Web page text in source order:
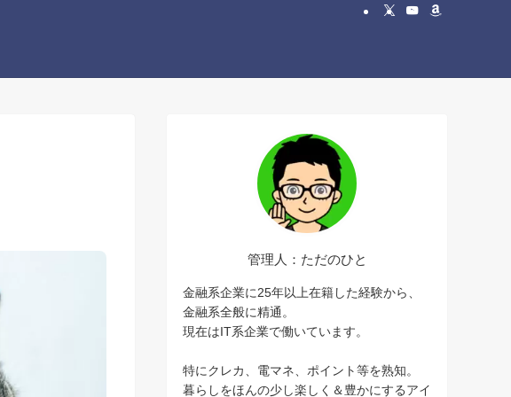
管理人：ただのひと
金融系企業に25年以上在籍した経験から、
金融系全般に精通。
現在はIT系企業で働いています。
特にクレカ、電マネ、ポイント等を熟知。
暮らしをほんの少し楽しく＆豊かにするアイ